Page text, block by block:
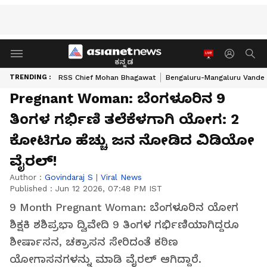
ಕನ್ನಡ
TRENDING : RSS Chief Mohan Bhagawat Bengaluru-Mangaluru
Pregnant Woman: ಬೆಂಗಳೂರಿನ 9
ತಿಂಗಳ ಗರ್ಭಿಣಿ ತಲೆಕೆಳಗಾಗಿ ಯೋಗ: 2
ಕೋಟಿಗೂ ಹೆಚ್ಚು ಜನ ನೋಡಿದ ವಿಡಿಯೋ
ವೈರಲ್!
Author : Govindaraj S | Viral News
Published : Jun 12 2026, 07:48 PM IST
9 Month Pregnant Woman: ಬೆಂಗಳೂರಿನ ಯೋಗ
ಶಿಕ್ಷಕಿ ಶಶಿಪ್ರಭಾ ದ್ವಿವೇದಿ 9 ತಿಂಗಳ ಗರ್ಭಿಣಿಯಾಗಿದ್ದರೂ
ಶೀರ್ಷಾಸನ, ಚಕ್ರಾಸನ ಸೇರಿದಂತೆ ಕಠಿಣ
ಯೋಗಾಸನಗಳನ್ನು ಮಾಡಿ ವೈರಲ್ ಆಗಿದ್ದಾರೆ.